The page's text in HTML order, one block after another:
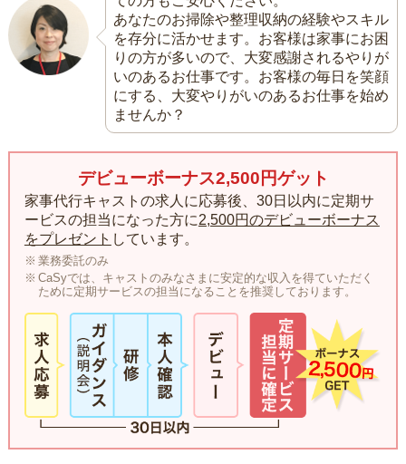
あなたのお掃除や整理収納の経験やスキル
を存分に活かせます。お客様は家事にお困
りの方が多いので、大変感謝されるやりが
いのあるお仕事です。お客様の毎日を笑顔
にする、大変やりがいのあるお仕事を始め
ませんか？
デビューボーナス2,500円ゲット
家事代行キャストの求人に応募後、30日以内に定期サ
ービスの担当になった方に2,500円のデビューボーナス
をプレゼント しています。
業務委託のみ
CaSyでは、キャストのみなさまに安定的な収入を得ていただく
ために定期サービスの担当になることを推奨しております。